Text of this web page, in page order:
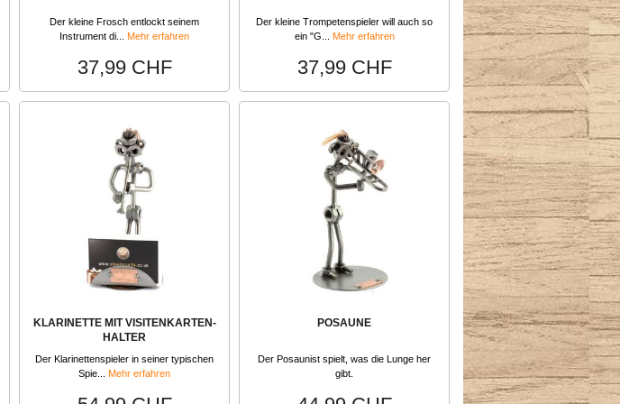
Der kleine Frosch entlockt seinem
Instrument di... Mehr erfahren
37,99 CHF
Der kleine Trompetenspieler will auch so
ein "G... Mehr erfahren
37,99 CHF
KLARINETTE MIT VISITENKARTEN-
HALTER
Der Klarinettenspieler in seiner typischen
Spie... Mehr erfahren
POSAUNE
Der Posaunist spielt, was die Lunge her
gibt.